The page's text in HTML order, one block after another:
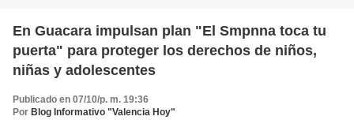
En Guacara impulsan plan "El Smpnna toca tu
puerta" para proteger los derechos de niños,
niñas y adolescentes
Publicado en 07/10/p. m. 19:36
Por Blog Informativo "Valencia Hoy"